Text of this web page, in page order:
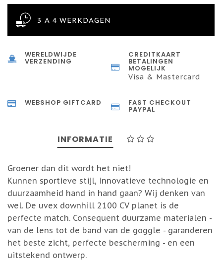
3 A 4 WERKDAGEN
WERELDWIJDE
VERZENDING
CREDITKAART
BETALINGEN
MOGELIJK
Visa & Mastercard
WEBSHOP GIFTCARD FAST CHECKOUT
PAYPAL
INFORMATIE
Groener dan dit wordt het niet!
Kunnen sportieve stijl, innovatieve technologie en
duurzaamheid hand in hand gaan? Wij denken van
wel. De uvex downhill 2100 CV planet is de
perfecte match. Consequent duurzame materialen -
van de lens tot de band van de goggle - garanderen
het beste zicht, perfecte bescherming - en een
uitstekend ontwerp.